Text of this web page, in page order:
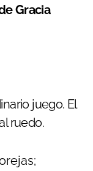
Gracia
juego. El
ruedo.